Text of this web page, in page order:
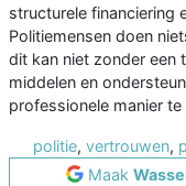
structurele financiering
Politiemensen doen
dit kan niet zonder een
middelen en
professionele manier te
politie, vertrouwen,
Maak